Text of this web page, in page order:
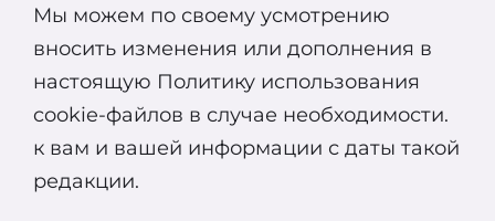
Мы можем по своему усмотрению
вносить изменения или дополнения в
настоящую Политику использования
cookie-файлов в случае необходимости.
к вам и вашей информации с даты такой
редакции.